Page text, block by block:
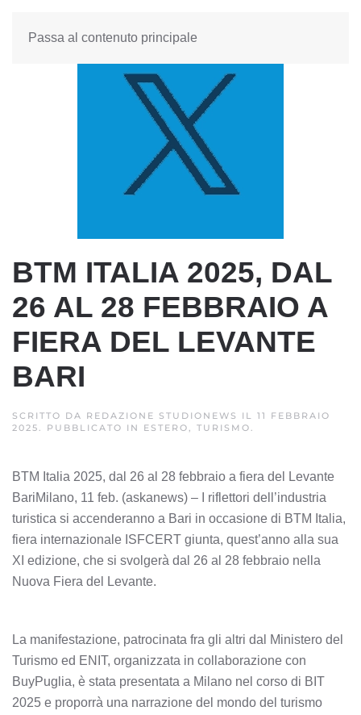
Passa al contenuto principale
BTM ITALIA 2025, DAL
26 AL 28 FEBBRAIO A
FIERA DEL LEVANTE
BARI
SCRITTO DA REDAZIONE STUDIONEWS IL 11 FEBBRAIO
2025. PUBBLICATO IN ESTERO, TURISMO.
BTM Italia 2025, dal 26 al 28 febbraio a fiera del Levante
BariMilano, 11 feb. (askanews) – I riflettori dell’industria
turistica si accenderanno a Bari in occasione di BTM Italia,
fiera internazionale ISFCERT giunta, quest’anno alla sua
XI edizione, che si svolgerà dal 26 al 28 febbraio nella
Nuova Fiera del Levante.
La manifestazione, patrocinata fra gli altri dal Ministero del
Turismo ed ENIT, organizzata in collaborazione con
BuyPuglia, è stata presentata a Milano nel corso di BIT
2025 e proporrà una narrazione del mondo del turismo